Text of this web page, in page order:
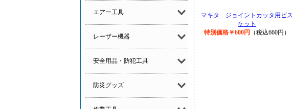
エアー工具
レーザー機器
安全用品・防犯工具
防災グッズ
マキタ ジョイントカッタ用ビス
ケット
特別価格￥600円
（税込660円）